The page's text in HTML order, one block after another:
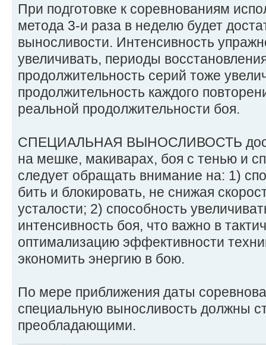
При подготовке к соревнованиям
метода 3-и раза в неделю будет
выносливости. Интенсивность
увеличивать, периоды
продолжительность серий тоже
продолжительность каждого
реальной продолжительности боя.
СПЕЦИАЛЬНАЯ ВЫНОСЛИВОСТЬ
на мешке, макиварах, боя с тенью и
следует обращать внимание на: 1)
бить и блокировать, не снижая
усталости; 2) способность
интенсивность боя, что важно в
оптимализацию эффективности
экономить энергию в бою.
По мере приближения даты
специальную выносливость должны
преобладающими.